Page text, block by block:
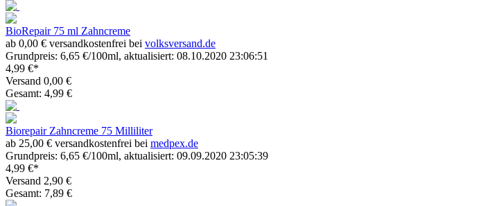
BioRepair 75 ml Zahncreme
ab 0,00 € versandkostenfrei bei volksversand.de
Grundpreis: 6,65 €/100ml, aktualisiert: 08.10.2020 23:06:51
4,99 €*
Versand 0,00 €
Gesamt: 4,99 €
Biorepair Zahncreme 75 Milliliter
ab 25,00 € versandkostenfrei bei medpex.de
Grundpreis: 6,65 €/100ml, aktualisiert: 09.09.2020 23:05:39
4,99 €*
Versand 2,90 €
Gesamt: 7,89 €